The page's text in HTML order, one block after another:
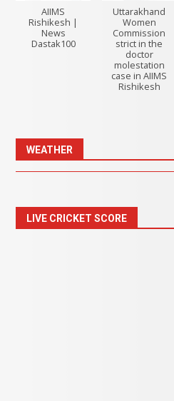
AIIMS
Rishikesh |
News
Dastak100
Uttarakhand
Women
Commission
strict in the
doctor
molestation
case in AIIMS
Rishikesh
WEATHER
LIVE CRICKET SCORE